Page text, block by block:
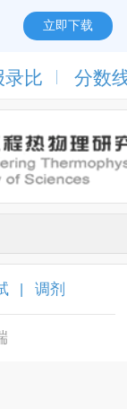
立即下载
录比 分数
调剂